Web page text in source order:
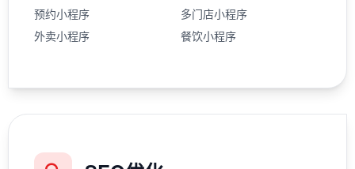
预约小程序
多门店小程序
外卖小程序
餐饮小程序